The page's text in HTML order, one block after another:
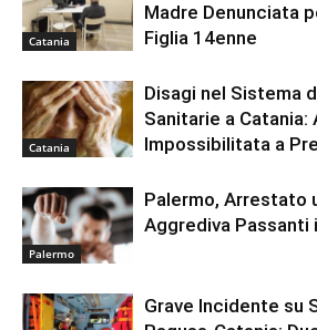
Catania
Madre Denunciata
Figlia 14enne
Catania
Disagi nel Sistema
Sanitarie a Catania:
Impossibilitata a
Palermo
Palermo, Arrestato
Aggrediva Passanti
Grave Incidente su